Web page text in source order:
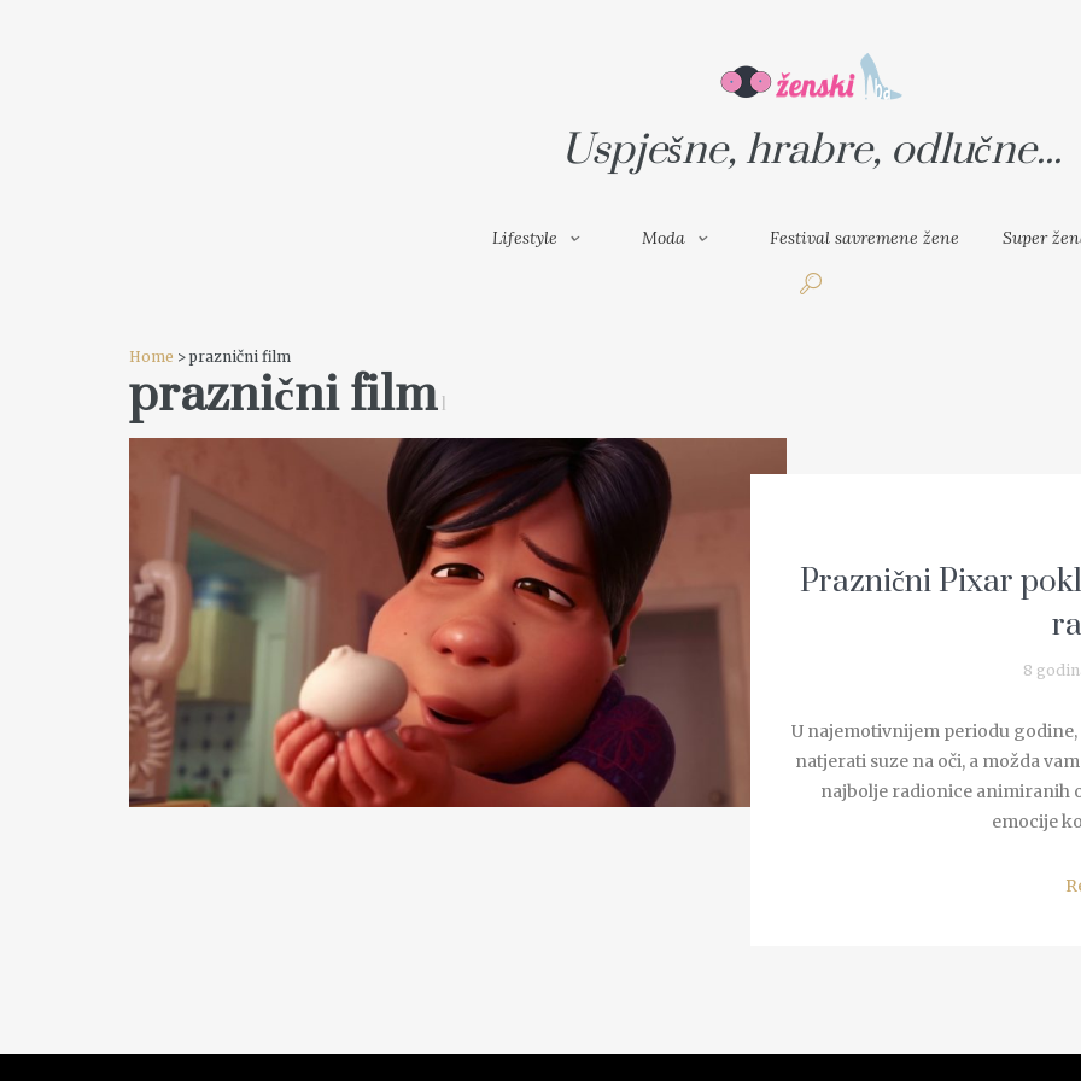
SUPER ŽENA
Uspješne, hrabre, odlučne...
Lifestyle Moda Festival savremene žene Super
Home > praznični film
praznični film1
Praznični Pixar
8
U najemotivnijem periodu
natjerati suze na oči, a možda
najbolje radionice animiranih
emocije